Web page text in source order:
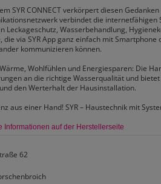
SYR CONNECT verkörpert diesen
verbindet die internetfähigen
Leckageschutz, Wasserbehandlung,
die via SYR App ganz einfach mit
kommunizieren können.
Wohlfühlen und Energiesparen: Die
an die richtige Wasserqualität und
den Werterhalt der Hausinstallation.
aus einer Hand! SYR – Haustechnik mit
Informationen auf der Herstellerseite
62